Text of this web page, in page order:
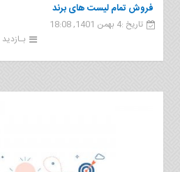
فروش تمام لیست های برند
تاریخ :4 بهمن 1401, 18:08
بـازدید :